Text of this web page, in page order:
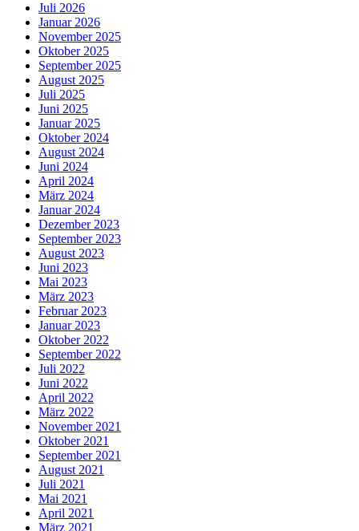
Juli 2026
Januar 2026
November 2025
Oktober 2025
September 2025
August 2025
Juli 2025
Juni 2025
Januar 2025
Oktober 2024
August 2024
Juni 2024
April 2024
März 2024
Januar 2024
Dezember 2023
September 2023
August 2023
Juni 2023
Mai 2023
März 2023
Februar 2023
Januar 2023
Oktober 2022
September 2022
Juli 2022
Juni 2022
April 2022
März 2022
November 2021
Oktober 2021
September 2021
August 2021
Juli 2021
Mai 2021
April 2021
März 2021